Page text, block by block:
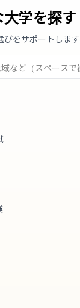
学を探す
びをサポートします